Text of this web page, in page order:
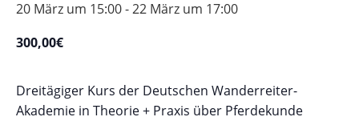
20 März um 15:00-22 März um 17:00
300,00€
Dreitägiger Kurs der Deutschen Wanderreiter-
Akademie in Theorie + Praxis über Pferdekunde